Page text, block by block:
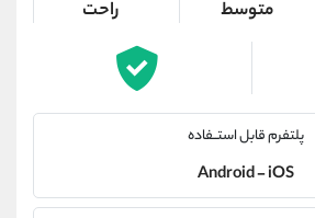
متوسط راحت
پلتفرم قابل استــفاده
Android - iOS